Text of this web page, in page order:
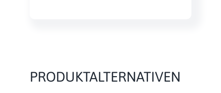
PRODUKTALTERNATIVEN